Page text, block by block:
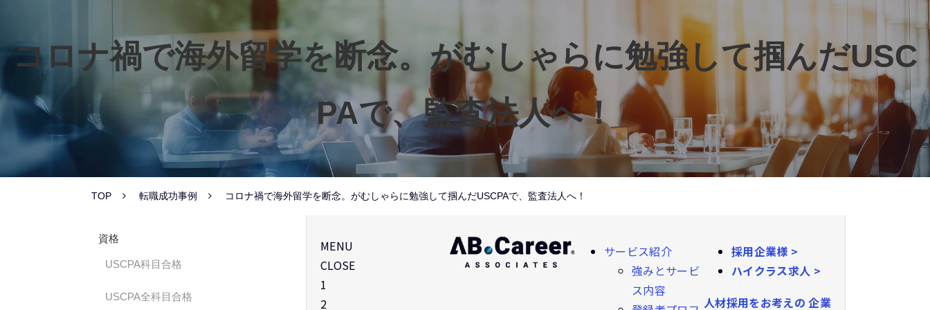
コロナ禍で海外留学を断念。がむしゃらに勉強して掴んだUSC
PAで、監査法人へ！
TOP 転職成功事例 コロナ禍で海外留学を断念。がむしゃらに勉強して掴んだUSCPAで、監査法人へ！
資格
USCPA科目合格
USCPA全科目合格
MENU
CLOSE
1
2
サービス紹介
強みとサービ
ス内容
採用企業様 >
ハイクラス求人 >
人材採用をお考えの 企業